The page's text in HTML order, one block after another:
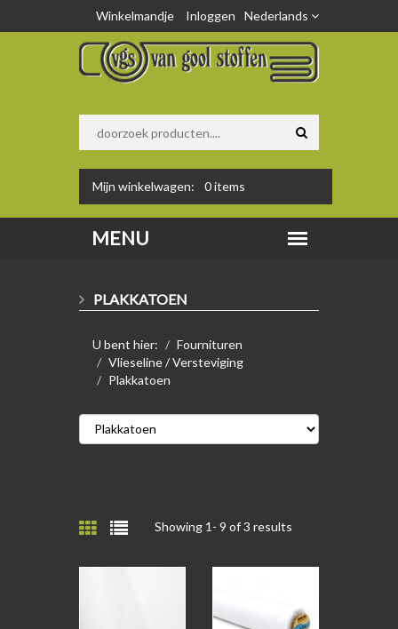
Nederlands
Winkelmandje Inloggen
Mijn winkelwagen: 0items
PLAKKATOEN
U bent hier:
Fournituren
Vlieseline / Versteviging
Plakkatoen
Showing 1- 9 of 3 results